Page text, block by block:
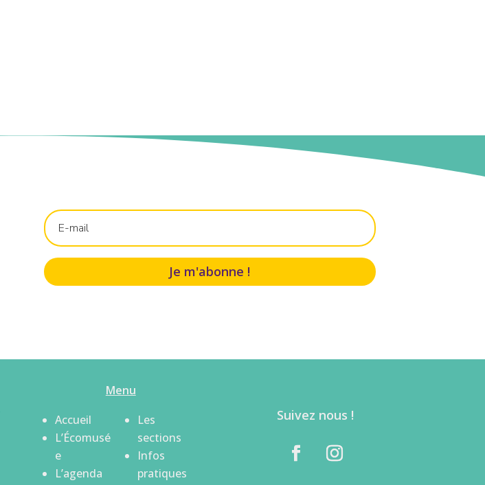
Je m'abonne !
Menu
Accueil
L’Écomusé
e
L’agenda
Les
sections
Infos
pratiques
Suivez nous !